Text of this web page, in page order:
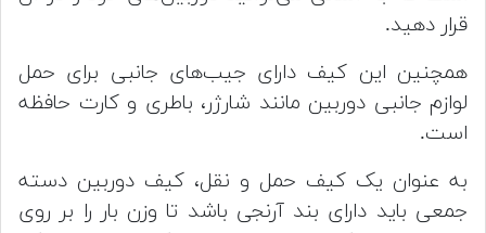
قرار دهید.
همچنین این کیف دارای جیب‌های جانبی برای حمل
لوازم جانبی دوربین مانند شارژر، باطری و کارت حافظه
است.
به عنوان یک کیف حمل و نقل، کیف دوربین دسته
جمعی باید دارای بند آرنجی باشد تا وزن بار را بر روی